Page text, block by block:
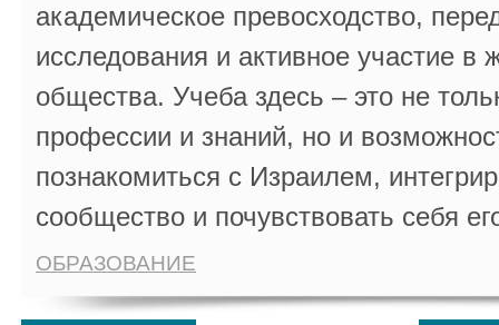
академическое превосходство,
исследования и активное участие в
общества. Учеба здесь – это не
профессии и знаний, но и
познакомиться с Израилем,
сообщество и почувствовать себя
ОБРАЗОВАНИЕ